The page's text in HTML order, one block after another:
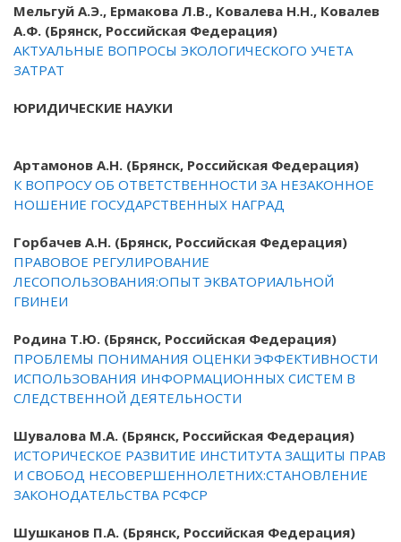
Мельгуй А.Э., Ермакова Л.В., Ковалева Н.Н., Ковалев
А.Ф. (Брянск, Российская Федерация)
АКТУАЛЬНЫЕ ВОПРОСЫ ЭКОЛОГИЧЕСКОГО УЧЕТА
ЗАТРАТ
ЮРИДИЧЕСКИЕ НАУКИ
Артамонов А.Н. (Брянск, Российская Федерация)
К ВОПРОСУ ОБ ОТВЕТСТВЕННОСТИ ЗА НЕЗАКОННОЕ
НОШЕНИЕ ГОСУДАРСТВЕННЫХ НАГРАД
Горбачев А.Н. (Брянск, Российская Федерация)
ПРАВОВОЕ РЕГУЛИРОВАНИЕ
ЛЕСОПОЛЬЗОВАНИЯ:ОПЫТ ЭКВАТОРИАЛЬНОЙ
ГВИНЕИ
Родина Т.Ю. (Брянск, Российская Федерация)
ПРОБЛЕМЫ ПОНИМАНИЯ ОЦЕНКИ ЭФФЕКТИВНОСТИ
ИСПОЛЬЗОВАНИЯ ИНФОРМАЦИОННЫХ СИСТЕМ В
СЛЕДСТВЕННОЙ ДЕЯТЕЛЬНОСТИ
Шувалова М.А. (Брянск, Российская Федерация)
ИСТОРИЧЕСКОЕ РАЗВИТИЕ ИНСТИТУТА ЗАЩИТЫ ПРАВ
И СВОБОД НЕСОВЕРШЕННОЛЕТНИХ:СТАНОВЛЕНИЕ
ЗАКОНОДАТЕЛЬСТВА РСФСР
Шушканов П.А. (Брянск, Российская Федерация)